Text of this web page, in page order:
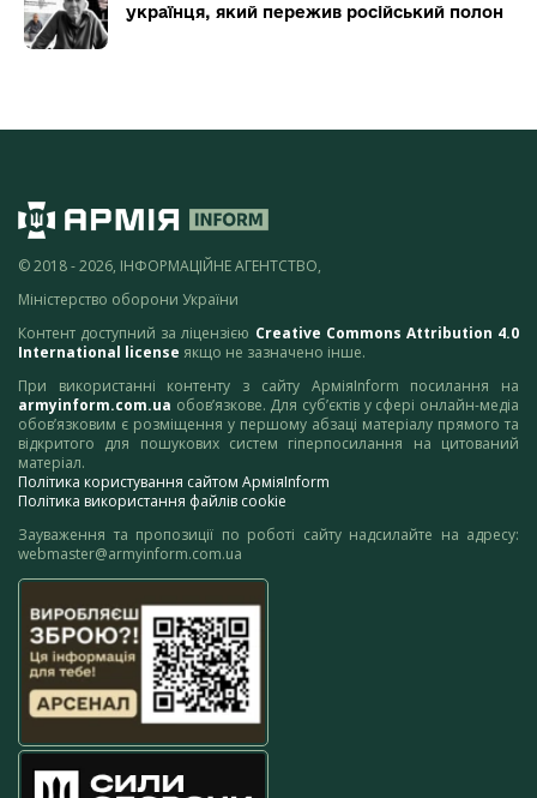
українця, який пережив російський полон
© 2018 - 2026, ІНФОРМАЦІЙНЕ АГЕНТСТВО,
Міністерство оборони України
Контент доступний за ліцензією Creative Commons Attribution 4.0
International license якщо не зазначено інше.
При використанні контенту з сайту АрміяInform посилання на
armyinform.com.ua обов’язкове. Для суб’єктів у сфері онлайн-медіа
обов’язковим є розміщення у першому абзаці матеріалу прямого та
відкритого для пошукових систем гіперпосилання на цитований
матеріал.
Політика користування сайтом АрміяInform
Політика використання файлів cookie
Зауваження та пропозиції по роботі сайту надсилайте на адресу:
webmaster@armyinform.com.ua